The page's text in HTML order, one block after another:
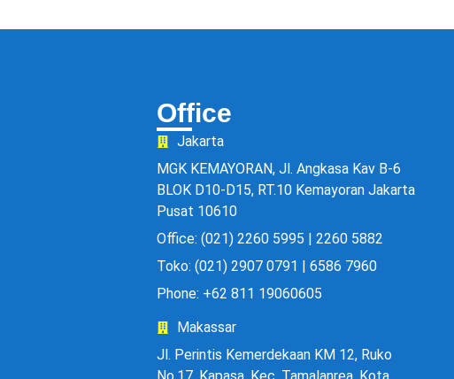
Office
Jakarta
MGK KEMAYORAN, Jl. Angkasa Kav B-6
BLOK D10-D15, RT.10 Kemayoran Jakarta
Pusat 10610
Office: (021) 2260 5995 | 2260 5882
Toko: (021) 2907 0791 | 6586 7960
Phone: +62 811 19060605
Makassar
Jl. Perintis Kemerdekaan KM 12, Ruko